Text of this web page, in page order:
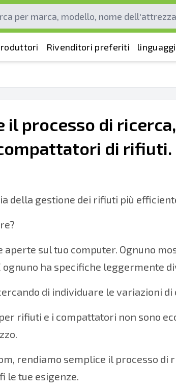
Rivenditori preferiti
il processo di
di rifiuti.
della gestione dei rifiuti più
aperte sul tuo computer. Ognuno
ha specifiche leggermente
di individuare le variazioni
rifiuti e i compattatori non sono
rendiamo semplice il processo
le tue esigenze.